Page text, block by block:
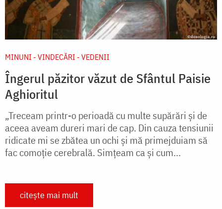
MINUNI - VINDECĂRI - VEDENII
Îngerul păzitor văzut de Sfântul Paisie
Aghioritul
„Treceam printr-o perioadă cu multe supărări şi de
aceea aveam dureri mari de cap. Din cauza tensiunii
ridicate mi se zbătea un ochi și mă primejduiam să
fac comoţie cerebrală. Simţeam ca şi cum...
citește mai mult